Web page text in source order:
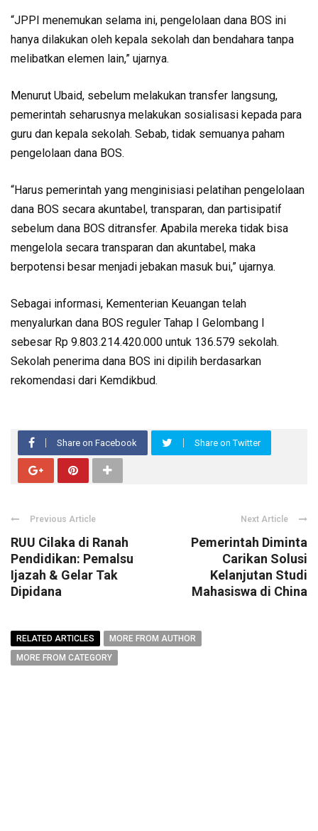
“JPPI menemukan selama ini, pengelolaan dana BOS ini
hanya dilakukan oleh kepala sekolah dan bendahara tanpa
melibatkan elemen lain,” ujarnya.
Menurut Ubaid, sebelum melakukan transfer langsung,
pemerintah seharusnya melakukan sosialisasi kepada para
guru dan kepala sekolah. Sebab, tidak semuanya paham
pengelolaan dana BOS.
“Harus pemerintah yang menginisiasi pelatihan pengelolaan
dana BOS secara akuntabel, transparan, dan partisipatif
sebelum dana BOS ditransfer. Apabila mereka tidak bisa
mengelola secara transparan dan akuntabel, maka
berpotensi besar menjadi jebakan masuk bui,” ujarnya.
Sebagai informasi, Kementerian Keuangan telah
menyalurkan dana BOS reguler Tahap I Gelombang I
sebesar Rp 9.803.214.420.000 untuk 136.579 sekolah.
Sekolah penerima dana BOS ini dipilih berdasarkan
rekomendasi dari Kemdikbud.
Share on Facebook Share on Twitter
Previous Article
RUU Cilaka di Ranah
Pendidikan: Pemalsu
Ijazah & Gelar Tak
Dipidana
Next Article
Pemerintah Diminta
Carikan Solusi
Kelanjutan Studi
Mahasiswa di China
RELATED ARTICLES
MORE FROM AUTHOR
MORE FROM CATEGORY